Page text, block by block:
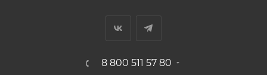
8 800 511 57 80